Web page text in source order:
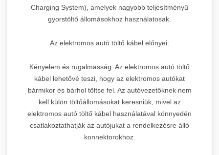
Charging System), amelyek nagyobb teljesítményű
gyorstöltő állomásokhoz használatosak.
Az elektromos autó töltő kábel előnyei:
Kényelem és rugalmasság: Az elektromos autó töltő
kábel lehetővé teszi, hogy az elektromos autókat
bármikor és bárhol töltse fel. Az autóvezetőknek nem
kell külön töltőállomásokat keresniük, mivel az
elektromos autó töltő kábel használatával könnyedén
csatlakoztathatják az autójukat a rendelkezésre álló
konnektorokhoz.